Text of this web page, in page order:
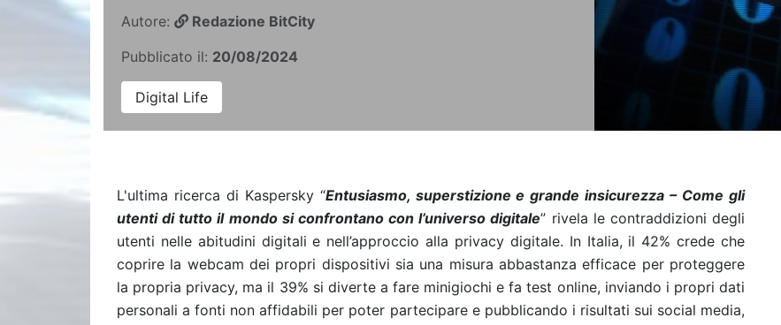
Autore:
Redazione BitCity
Pubblicato il: 20/08/2024
Digital Life
L'ultima ricerca di Kaspersky “Entusiasmo, superstizione e grande insicurezza – Come gli
utenti di tutto il mondo si confrontano con l’universo digitale” rivela le contraddizioni degli
utenti nelle abitudini digitali e nell’approccio alla privacy digitale. In Italia, il 42% crede che
coprire la webcam dei propri dispositivi sia una misura abbastanza efficace per proteggere
la propria privacy, ma il 39% si diverte a fare minigiochi e fa test online, inviando i propri dati
personali a fonti non affidabili per poter partecipare e pubblicando i risultati sui social media,